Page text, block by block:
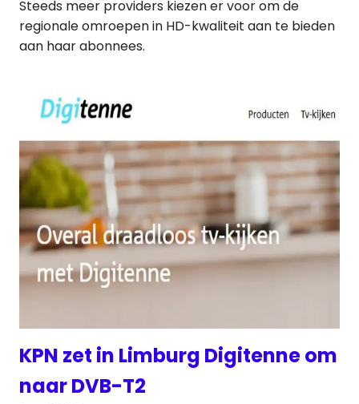
Steeds meer providers kiezen er voor om de
regionale omroepen in HD-kwaliteit aan te bieden
aan haar abonnees.
KPN zet in Limburg Digitenne om
naar DVB-T2